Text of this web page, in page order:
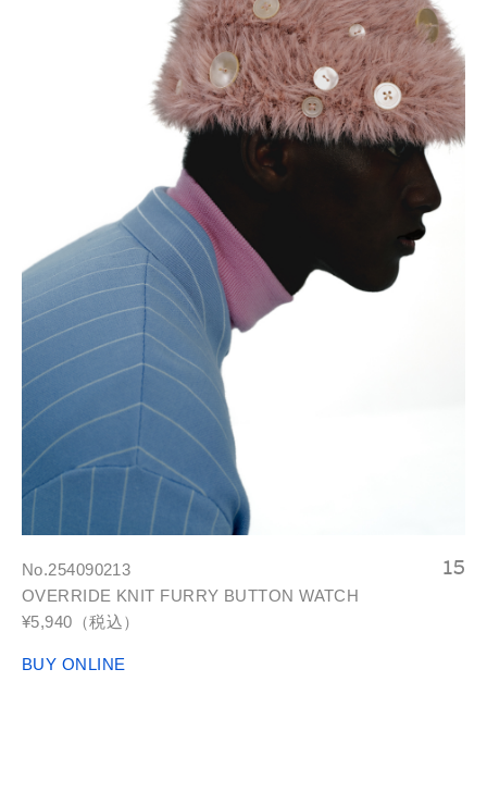
No.254090213
OVERRIDE KNIT FURRY BUTTON WATCH
¥5,940（税込）
BUY ONLINE